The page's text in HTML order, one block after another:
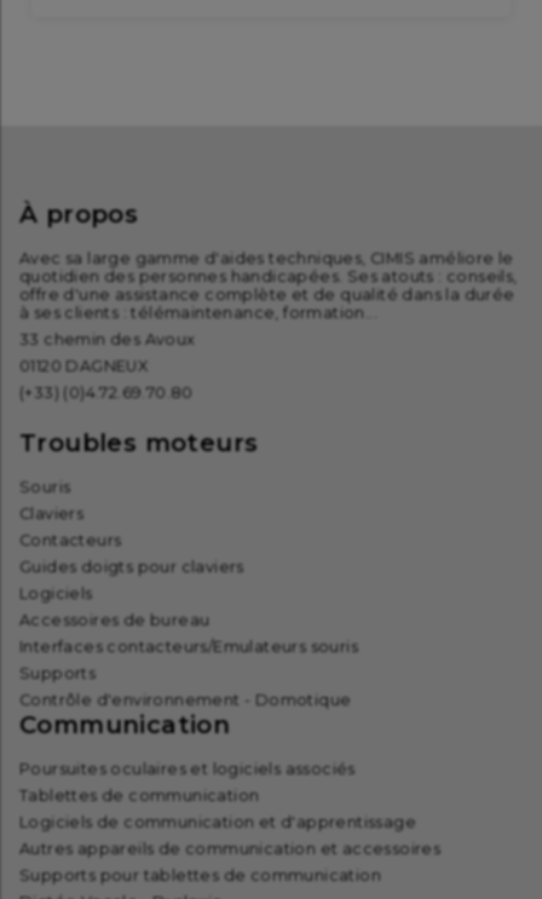
À propos
Avec sa large gamme d'aides techniques, CIMIS améliore le
quotidien des personnes handicapées. Ses atouts : conseils,
offre d'une assistance complète et de qualité dans la durée
à ses clients : télémaintenance, formation...
33 chemin des Avoux
01120 DAGNEUX
(+33) (0)4.72.69.70.80
Troubles moteurs
Souris
Claviers
Contacteurs
Guides doigts pour claviers
Logiciels
Accessoires de bureau
Interfaces contacteurs/Emulateurs souris
Supports
Contrôle d'environnement - Domotique
Communication
Poursuites oculaires et logiciels associés
Tablettes de communication
Logiciels de communication et d'apprentissage
Autres appareils de communication et accessoires
Supports pour tablettes de communication